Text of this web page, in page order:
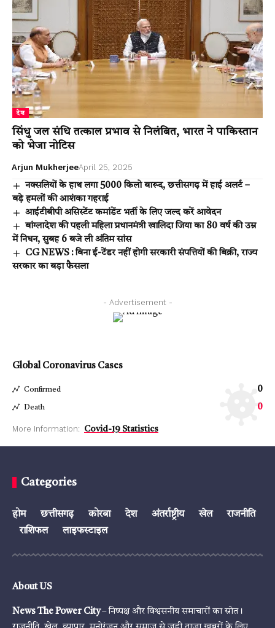
देश
सिंधु जल संधि तत्काल प्रभाव से निलंबित, भारत ने पाकिस्तान
को भेजा नोटिस
Arjun MukherjeeApril 25, 2025
नक्सलियों के हाथ लगा 5000 किलो बारूद, छत्तीसगढ़ में हाई अलर्ट –
बड़े हमलों की आशंका गहराई
आईटीबीपी असिस्टेंट कमांडेंट भर्ती के लिए जल्द करें आवेदन
बांग्लादेश की पहली महिला प्रधानमंत्री खालिदा जिया का 80 वर्ष की उम्र
में निधन, सुबह 6 बजे ली अंतिम सांस
CG NEWS : बिना ई-टेंडर नहीं होगी सरकारी संपत्तियों की बिक्री, राज्य
सरकार का बड़ा फैसला
- Advertisement -
Global Coronavirus Cases
Confirmed 0
Death 0
More Information: Covid-19 Statistics
Categories
होम छत्तीसगढ़ कोरबा देश अंतर्राष्ट्रीय खेल
राजनीति
राशिफल
लाइफस्टाइल
About US
News The Power City– निष्पक्ष और विश्वसनीय समाचारों का स्रोत।